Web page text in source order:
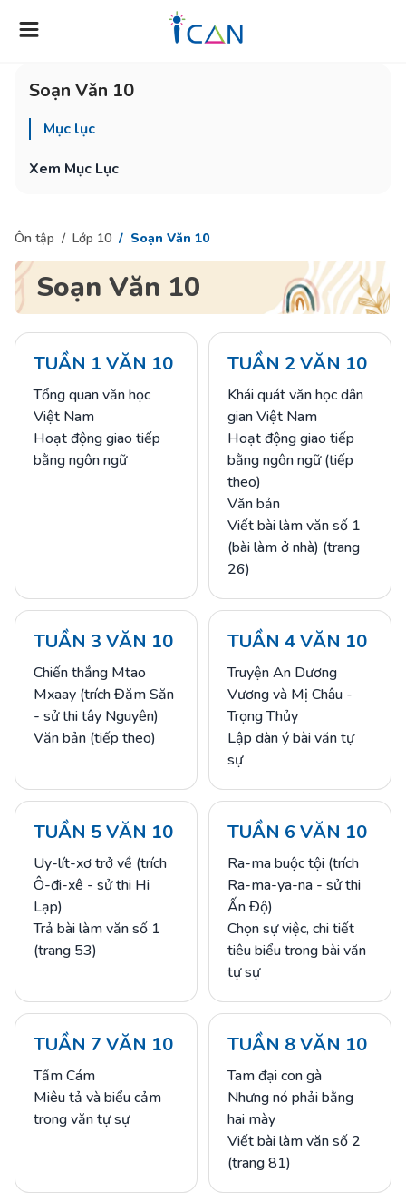
Soạn Văn 10
Mục lục
Xem Mục Lục
Ôn tập Lớp 10 Soạn Văn 10
Soạn Văn 10
TUẦN 1 VĂN 10
Tổng quan văn học
Việt Nam
Hoạt động giao tiếp
bằng ngôn ngữ
TUẦN 2 VĂN 10
Khái quát văn học dân
gian Việt Nam
Hoạt động giao tiếp
bằng ngôn ngữ (tiếp
theo)
Văn bản
Viết bài làm văn số 1
(bài làm ở nhà) (trang
26)
TUẦN 3 VĂN 10
Chiến thắng Mtao
Mxaay (trích Đăm Săn
- sử thi tây Nguyên)
Văn bản (tiếp theo)
TUẦN 4 VĂN 10
Truyện An Dương
Vương và Mị Châu -
Trọng Thủy
Lập dàn ý bài văn tự
sự
TUẦN 5 VĂN 10
Uy-lít-xơ trở về (trích
Ô-đi-xê - sử thi Hi
Lạp)
Trả bài làm văn số 1
(trang 53)
TUẦN 6 VĂN 10
Ra-ma buộc tội (trích
Ra-ma-ya-na - sử thi
Ấn Độ)
Chọn sự việc, chi tiết
tiêu biểu trong bài văn
tự sự
TUẦN 7 VĂN 10
Tấm Cám
Miêu tả và biểu cảm
trong văn tự sự
TUẦN 8 VĂN 10
Tam đại con gà
Nhưng nó phải bằng
hai mày
Viết bài làm văn số 2
(trang 81)